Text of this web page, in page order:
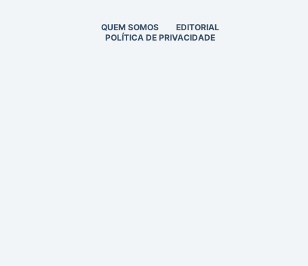
QUEM SOMOS
EDITORIAL
POLÍTICA DE PRIVACIDADE